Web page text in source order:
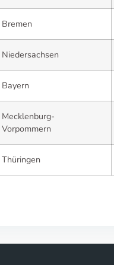
Bremen
Niedersachsen
Bayern
Mecklenburg-
Vorpommern
Thüringen